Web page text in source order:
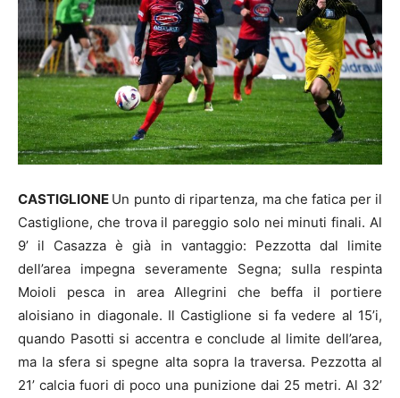
CASTIGLIONE Un punto di ripartenza, ma che fatica per il
Castiglione, che trova il pareggio solo nei minuti finali. Al
9’ il Casazza è già in vantaggio: Pezzotta dal limite
dell’area impegna severamente Segna; sulla respinta
Moioli pesca in area Allegrini che beffa il portiere
aloisiano in diagonale. Il Castiglione si fa vedere al 15’i,
quando Pasotti si accentra e conclude al limite dell’area,
ma la sfera si spegne alta sopra la traversa. Pezzotta al
21’ calcia fuori di poco una punizione dai 25 metri. Al 32’